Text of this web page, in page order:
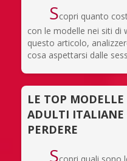
Scopri quanto
con le modelle nei siti di
questo articolo,
cosa aspettarsi dalle
LE TOP
ADULTI ITALIANE
PERDERE
Scopri quali sono